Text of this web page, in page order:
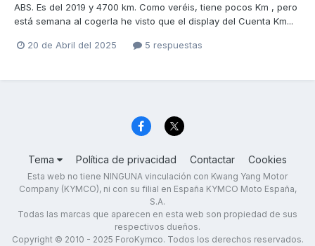
ABS. Es del 2019 y 4700 km. Como veréis, tiene pocos Km , pero
está semana al cogerla he visto que el display del Cuenta Km...
20 de Abril del 2025 5 respuestas
Tema Política de privacidad Contactar Cookies
Esta web no tiene NINGUNA vinculación con Kwang Yang Motor
Company (KYMCO), ni con su filial en España KYMCO Moto España,
S.A.
Todas las marcas que aparecen en esta web son propiedad de sus
respectivos dueños.
Copyright © 2010 - 2025 ForoKymco. Todos los derechos reservados.